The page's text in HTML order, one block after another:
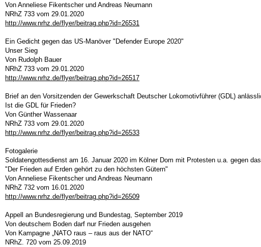
Von Anneliese Fikentscher und Andreas Neumann
NRhZ 733 vom 29.01.2020
http://www.nrhz.de/flyer/beitrag.php?id=26531
Ein Gedicht gegen das US-Manöver "Defender Europe 2020"
Unser Sieg
Von Rudolph Bauer
NRhZ 733 vom 29.01.2020
http://www.nrhz.de/flyer/beitrag.php?id=26517
Brief an den Vorsitzenden der Gewerkschaft Deutscher Lokomotivführer (GDL)
Ist die GDL für Frieden?
Von Günther Wassenaar
NRhZ 733 vom 29.01.2020
http://www.nrhz.de/flyer/beitrag.php?id=26533
Fotogalerie
Soldatengottesdienst am 16. Januar 2020 im Kölner Dom mit Protesten u.a. gegen
"Der Frieden auf Erden gehört zu den höchsten Gütern"
Von Anneliese Fikentscher und Andreas Neumann
NRhZ 732 vom 16.01.2020
http://www.nrhz.de/flyer/beitrag.php?id=26509
Appell an Bundesregierung und Bundestag, September 2019
Von deutschem Boden darf nur Frieden ausgehen
Von Kampagne „NATO raus – raus aus der NATO“
NRhZ. 720 vom 25.09.2019